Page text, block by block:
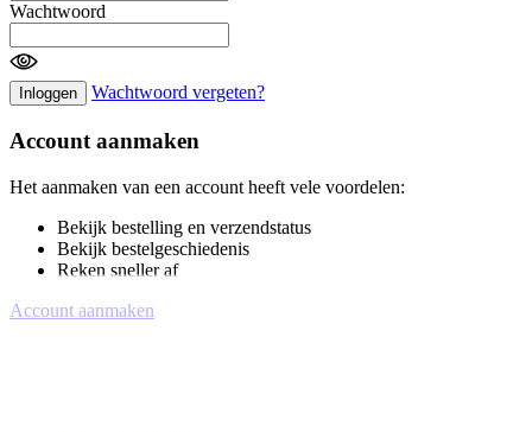
Wachtwoord
Inloggen Wachtwoord vergeten?
Account aanmaken
Het aanmaken van een account heeft vele voordelen:
Bekijk bestelling en verzendstatus
Bekijk bestelgeschiedenis
Reken sneller af
Account aanmaken